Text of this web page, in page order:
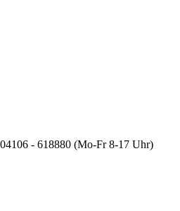
- 618880 (Mo-Fr 8-17 Uhr)